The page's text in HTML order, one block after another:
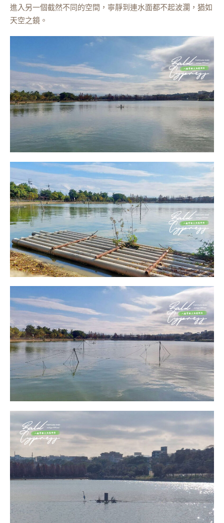
進入另一個截然不同的空間，寧靜到連水面都不起波瀾，猶如
天空之鏡。